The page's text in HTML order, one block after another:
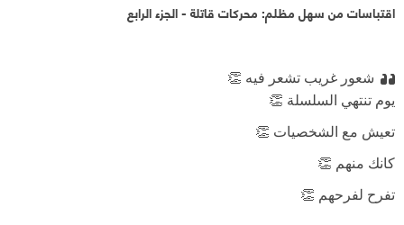
اقتباسات من سهل مظلم: محركات قاتلة - الجزء الرابع
شعور غريب تشعر فيه 👏
يوم تنتهي السلسلة 👏
تعيش مع الشخصيات 👏
كانك منهم 👏
تفرح لفرحهم 👏